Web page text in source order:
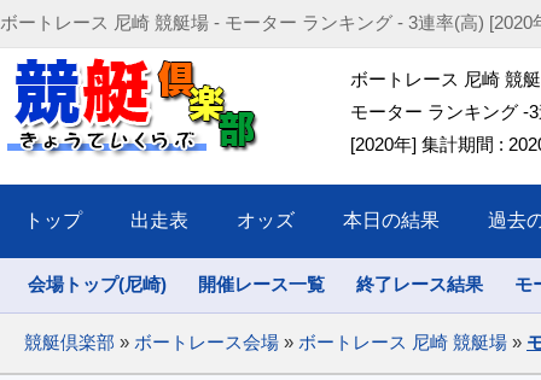
ボートレース 尼崎 競艇場 - モーター ランキング - 3連率(高) [2020
ボートレース 尼崎 競
モーター ランキング -
[2020年] 集計期間 :
トップ 出走表 オッズ 本日の結果 過去
会場トップ(尼崎) 開催レース一覧 終了レース結果 モ
競艇倶楽部 » ボートレース会場 » ボートレース 尼崎 競艇場 »